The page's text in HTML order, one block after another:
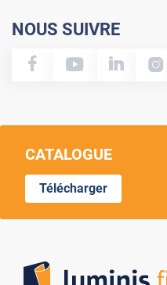
NOUS SUIVRE
CATALOGUE
Télécharger